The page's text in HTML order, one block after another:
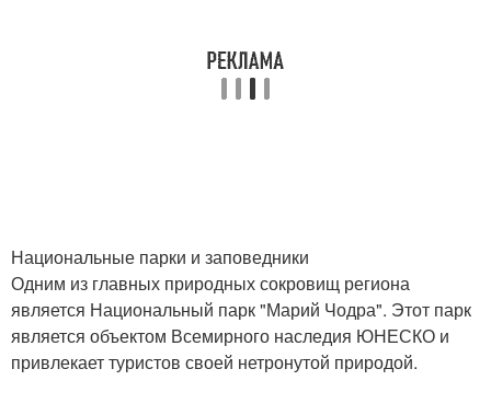
Национальные парки и заповедники
Одним из главных природных сокровищ региона
является Национальный парк "Марий Чодра". Этот парк
является объектом Всемирного наследия ЮНЕСКО и
привлекает туристов своей нетронутой природой.